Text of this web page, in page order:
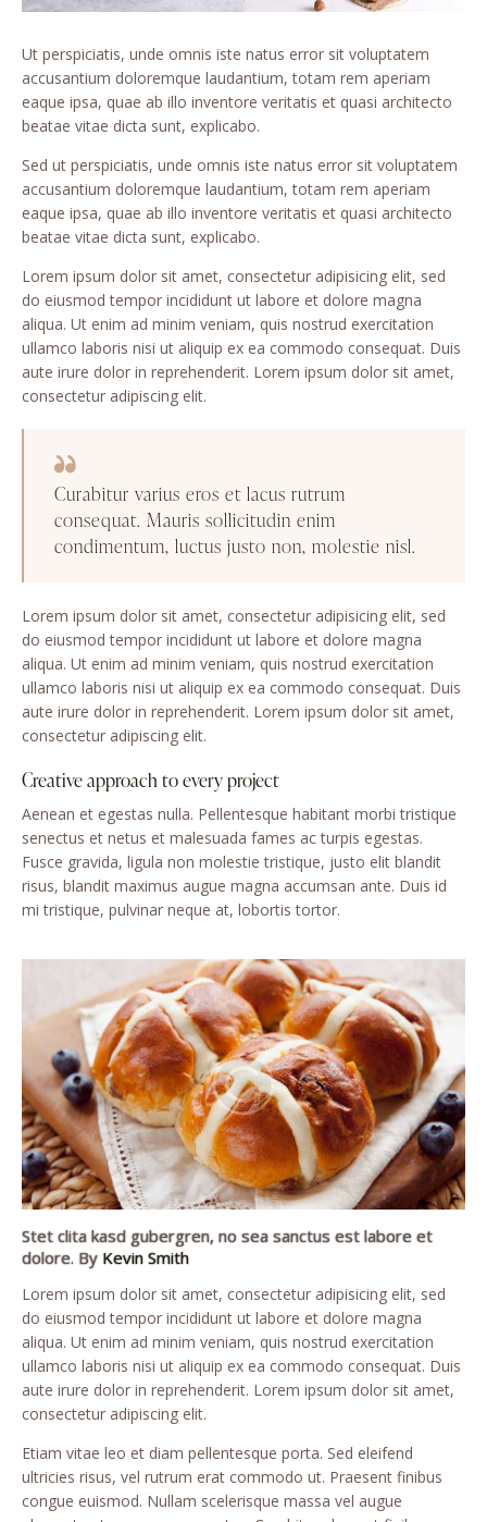
Ut perspiciatis, unde omnis iste natus error sit voluptatem
accusantium doloremque laudantium, totam rem aperiam
eaque ipsa, quae ab illo inventore veritatis et quasi architecto
beatae vitae dicta sunt, explicabo.
Sed ut perspiciatis, unde omnis iste natus error sit voluptatem
accusantium doloremque laudantium, totam rem aperiam
eaque ipsa, quae ab illo inventore veritatis et quasi architecto
beatae vitae dicta sunt, explicabo.
Lorem ipsum dolor sit amet, consectetur adipisicing elit, sed
do eiusmod tempor incididunt ut labore et dolore magna
aliqua. Ut enim ad minim veniam, quis nostrud exercitation
ullamco laboris nisi ut aliquip ex ea commodo consequat. Duis
aute irure dolor in reprehenderit. Lorem ipsum dolor sit amet,
consectetur adipiscing elit.
Curabitur varius eros et lacus rutrum
consequat. Mauris sollicitudin enim
condimentum, luctus justo non, molestie nisl.
Lorem ipsum dolor sit amet, consectetur adipisicing elit, sed
do eiusmod tempor incididunt ut labore et dolore magna
aliqua. Ut enim ad minim veniam, quis nostrud exercitation
ullamco laboris nisi ut aliquip ex ea commodo consequat. Duis
aute irure dolor in reprehenderit. Lorem ipsum dolor sit amet,
consectetur adipiscing elit.
Creative approach to every project
Aenean et egestas nulla. Pellentesque habitant morbi tristique
senectus et netus et malesuada fames ac turpis egestas.
Fusce gravida, ligula non molestie tristique, justo elit blandit
risus, blandit maximus augue magna accumsan ante. Duis id
mi tristique, pulvinar neque at, lobortis tortor.
Stet clita kasd gubergren, no sea sanctus est labore et
dolore. By Kevin Smith
Lorem ipsum dolor sit amet, consectetur adipisicing elit, sed
do eiusmod tempor incididunt ut labore et dolore magna
aliqua. Ut enim ad minim veniam, quis nostrud exercitation
ullamco laboris nisi ut aliquip ex ea commodo consequat. Duis
aute irure dolor in reprehenderit. Lorem ipsum dolor sit amet,
consectetur adipiscing elit.
Etiam vitae leo et diam pellentesque porta. Sed eleifend
ultricies risus, vel rutrum erat commodo ut. Praesent finibus
congue euismod. Nullam scelerisque massa vel augue